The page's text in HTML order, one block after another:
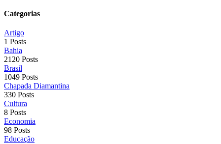
Categorias
Artigo
1 Posts
Bahia
2120 Posts
Brasil
1049 Posts
Chapada Diamantina
330 Posts
Cultura
8 Posts
Economia
98 Posts
Educação